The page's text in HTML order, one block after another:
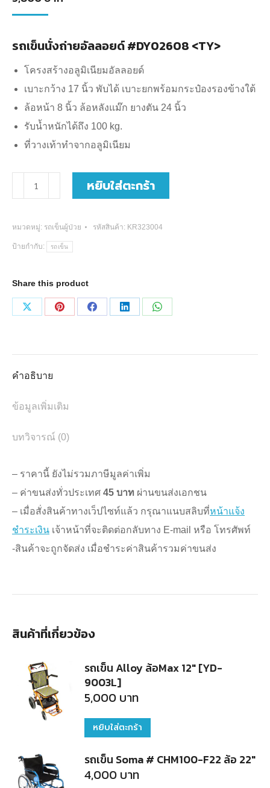
รถเข็นนั่งถ่ายอัลลอยด์ #DY02608 <TY>
โครงสร้างอลูมิเนียมอัลลอยด์
เบาะกว้าง 17 นิ้ว พับได้ เบาะยกพร้อมกระป๋องรองข้างใต้
ล้อหน้า 8 นิ้ว ล้อหลังแม๊ก ยางตัน 24 นิ้ว
รับน้ำหนักได้ถึง 100 kg.
ที่วางเท้าทำจากอลูมิเนียม
จำนวน
รถ
#DY02608
หยิบใส่ตะกร้า
หมวดหมู่: รถเข็นผู้ป่วย รหัสสินค้า: KR323004
ป้ายกำกับ: รถเข็น
Share this product
Share
Share
Share
Share
Share
คำอธิบาย
ข้อมูลเพิ่มเติม
บทวิจารณ์ (0)
– ราคานี้ ยังไม่รวมภาษีมูลค่าเพิ่ม
– ค่าขนส่งทั่วประเทศ 45 บาท ผ่านขนส่งเอกชน
– เมื่อสั่งสินค้าทางเว็ปไซท์แล้ว กรุณาแนบสลิบที่หน้าแจ้ง
ชำระเงิน เจ้าหน้าที่จะติดต่อกลับทาง E-mail หรือ โทรศัพท์
-สินค้าจะถูกจัดส่ง เมื่อชำระค่าสินค้ารวมค่าขนส่ง
สินค้าที่เกี่ยวข้อง
รถเข็น Alloy ล้อMax 12" [YD-
9003L]
5,000 บาท
หยิบใส่ตะกร้า
รถเข็น Soma # CHM100-F22 ล้อ 22"
4,000 บาท